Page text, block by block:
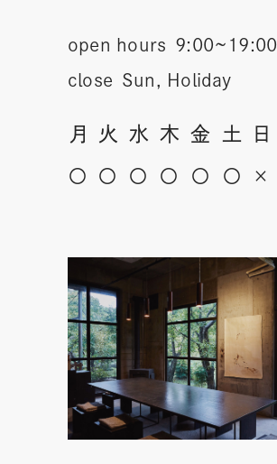
open hours 9:00~19:00
close Sun, Holiday
月 火 水 木 金 土 日
〇 〇 〇 〇 〇 〇 ×